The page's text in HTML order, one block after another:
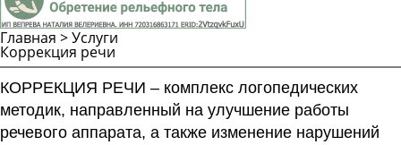
Главная >Услуги
Коррекция речи
КОРРЕКЦИЯ РЕЧИ – комплекс логопедических
методик, направленный на улучшение работы
речевого аппарата, а также изменение нарушений